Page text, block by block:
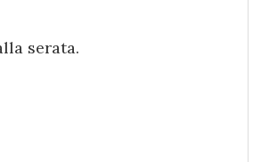
serata.